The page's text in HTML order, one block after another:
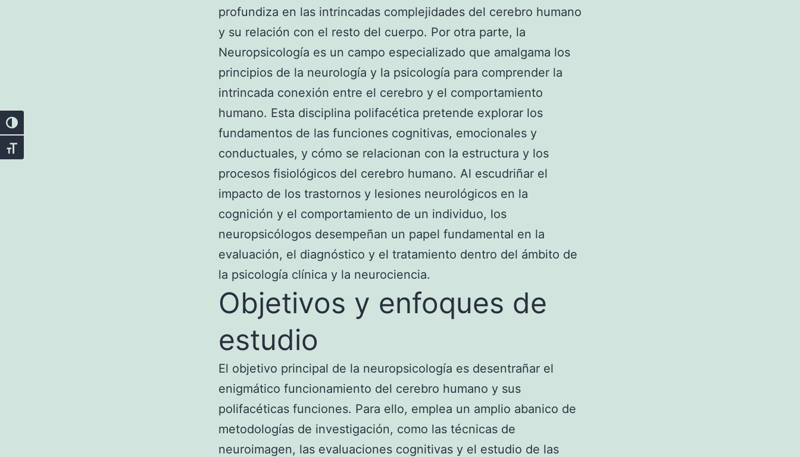
Alternar alto contraste
Alternar tamaño de letra
profundiza en las intrincadas complejidades del cerebro humano
y su relación con el resto del cuerpo. Por otra parte, la
Neuropsicología es un campo especializado que amalgama los
principios de la neurología y la psicología para comprender la
intrincada conexión entre el cerebro y el comportamiento
humano. Esta disciplina polifacética pretende explorar los
fundamentos de las funciones cognitivas, emocionales y
conductuales, y cómo se relacionan con la estructura y los
procesos fisiológicos del cerebro humano. Al escudriñar el
impacto de los trastornos y lesiones neurológicos en la
cognición y el comportamiento de un individuo, los
neuropsicólogos desempeñan un papel fundamental en la
evaluación, el diagnóstico y el tratamiento dentro del ámbito de
la psicología clínica y la neurociencia.
Objetivos y enfoques de
estudio
El objetivo principal de la neuropsicología es desentrañar el
enigmático funcionamiento del cerebro humano y sus
polifacéticas funciones. Para ello, emplea un amplio abanico de
metodologías de investigación, como las técnicas de
neuroimagen, las evaluaciones cognitivas y el estudio de las